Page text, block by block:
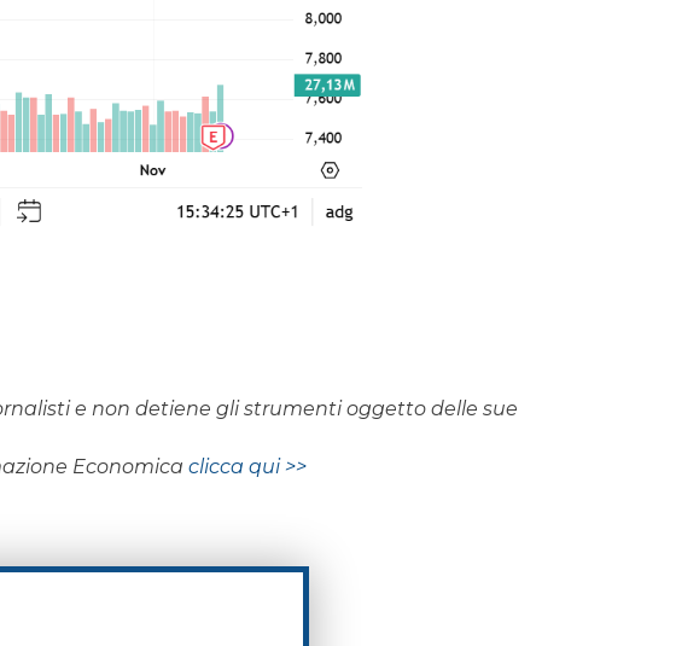
e non detiene gli strumenti oggetto delle sue
Economicaclicca qui >>